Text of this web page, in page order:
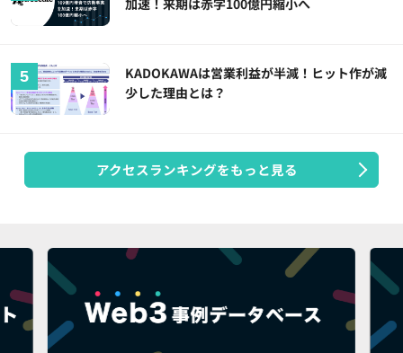
加速！来期は赤字100億円縮小へ
KADOKAWAは営業利益が半減！ヒット作が減
少した理由とは？
アクセスランキングをもっと見る